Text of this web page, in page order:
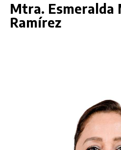
Mtra. Esmeralda
Ramírez